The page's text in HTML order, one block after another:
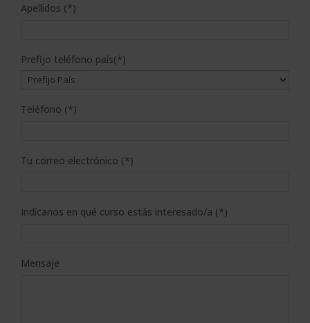
Apellidos (*)
Prefijo teléfono país(*)
Teléfono (*)
Tu correo electrónico (*)
Indícanos en qué curso estás interesado/a (*)
Mensaje